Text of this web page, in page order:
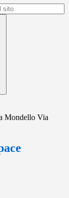
Mondello Via